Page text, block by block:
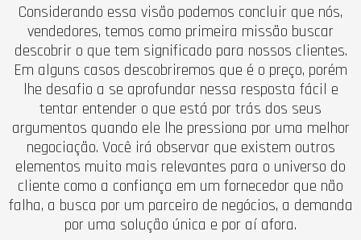
Considerando essa visão podemos concluir que nós,
vendedores, temos como primeira missão buscar
descobrir o que tem significado para nossos clientes.
Em alguns casos descobriremos que é o preço, porém
lhe desafio a se aprofundar nessa resposta fácil e
tentar entender o que está por trás dos seus
argumentos quando ele lhe pressiona por uma melhor
negociação. Você irá observar que existem outros
elementos muito mais relevantes para o universo do
cliente como a confiança em um fornecedor que não
falha, a busca por um parceiro de negócios, a demanda
por uma solução única e por aí afora.